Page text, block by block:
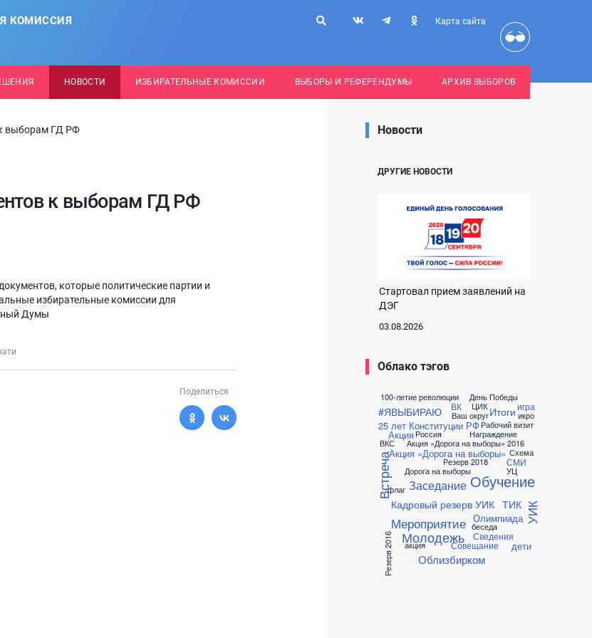
КОМИССИЯ Карта сайта
НОВОСТИ ИЗБИРАТЕЛЬНЫЕ КОМИССИИ ВЫБОРЫ И РЕФЕРЕНДУМЫ АРХИВ ВЫБОРОВ
выборам ГД РФ
к выборам ГД РФ
которые политические партии и
избирательные комиссии для
Думы
Поделиться
Новости
ДРУГИЕ НОВОСТИ
Стартовал прием заявлений на
ДЭГ
03.08.2026
Облако тэгов
#ЯВЫБИРАЮ
100-летие революции
25 лет Конституции РФ
Акция
Акция «Дорога на выборы»
Акция «Дорога на выборы» 2016
ВК
ВКС
Ваш округ
Встреча
День Победы
Дорога на выборы
Заседание
Итоги
Кадровый резерв УИК
Мероприятие
Молодежь
Награждение
Облизбирком
Обучение
Олимпиада
Рабочий визит
Резерв 2016
Резерв 2018
Россия
СМИ
Сведения
Совещание
Схема
ТИКУИК
УЦ
ЦИК
акция
беседа
дети
игра
икро
флаг